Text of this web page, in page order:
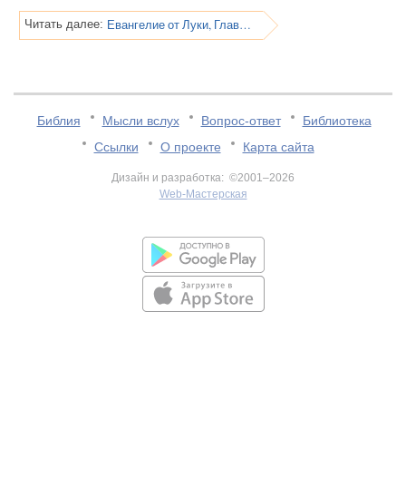
Читать далее: Евангелие от Луки, Глава 2
Библия Мысли вслух Вопрос-ответ
Библиотека
Ссылки
О проекте Карта сайта
Дизайн и разработка: ©2001–2026
Web-Мастерская